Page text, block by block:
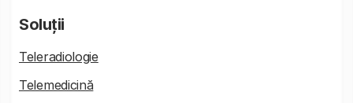
Soluții
Teleradiologie
Telemedicină